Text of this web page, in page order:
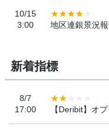
10/15
3:00
地区連銀景況
新着指標
8/7
17:00
【Deribit】オ